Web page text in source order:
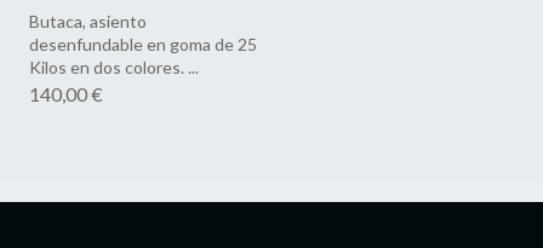
Butaca, asiento
desenfundable en goma de 25
Kilos en dos colores. ...
140,00 €